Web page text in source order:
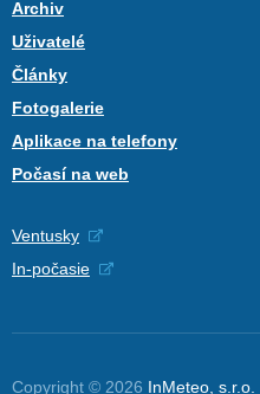
Archiv
Uživatelé
Články
Fotogalerie
Aplikace na telefony
Počasí na web
Ventusky
In-počasie
Copyright © 2026 InMeteo, s.r.o.